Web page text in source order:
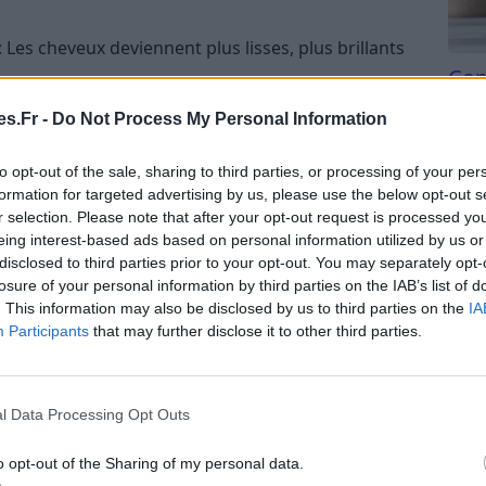
- Do Not Process My Personal Information
opt-out of the sale, sharing to third parties, or processing of your
for targeted advertising by us, please use the below opt-out
selection. Please note that after your opt-out request is processed
interest-based ads based on personal information utilized by us
to third parties prior to your opt-out. You may separately
of your personal information by third parties on the IAB’s list of
This information may also be disclosed by us to third parties on the
Participants that may further disclose it to other third parties.
Data Processing Opt Outs
opt-out of the Sharing of my personal data.
: Les cheveux deviennent plus lisses, plus brillants
de l’huile de nigelle
l’huile de nigelle, il existe plusieurs techniques
de vos besoins spécifiques, du type de
de nigelle stimule la circulation sanguine au
et la santé des cheveux. Voici comment
de nigelle dans vos mains.
Tri
du